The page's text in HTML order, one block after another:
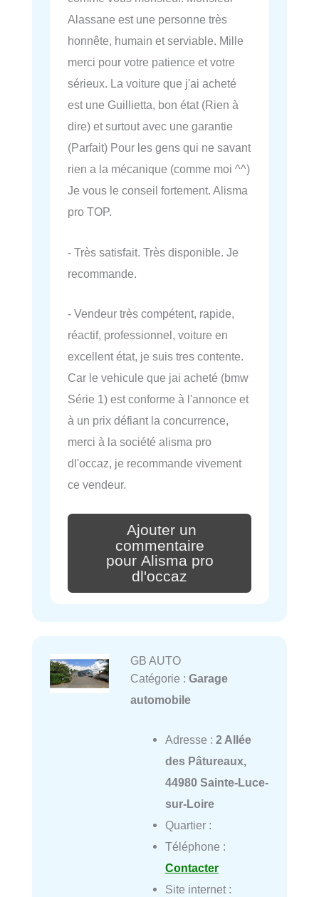
Alassane est une personne très
honnête, humain et serviable. Mille
merci pour votre patience et votre
sérieux. La voiture que j'ai acheté
est une Guillietta, bon état (Rien à
dire) et surtout avec une garantie
(Parfait) Pour les gens qui ne savant
rien a la mécanique (comme moi ^^)
Je vous le conseil fortement. Alisma
pro TOP.
- Très satisfait. Très disponible. Je
recommande.
- Vendeur très compétent, rapide,
réactif, professionnel, voiture en
excellent état, je suis tres contente.
Car le vehicule que jai acheté (bmw
Série 1) est conforme à l'annonce et
à un prix défiant la concurrence,
merci à la société alisma pro
dl'occaz, je recommande vivement
ce vendeur.
Ajouter un
commentaire
pour Alisma pro
dl'occaz
GB AUTO
Catégorie : Garage
automobile
Adresse : 2 Allée
des Pâtureaux,
44980 Sainte-Luce-
sur-Loire
Quartier :
Téléphone :
Contacter
Site internet :